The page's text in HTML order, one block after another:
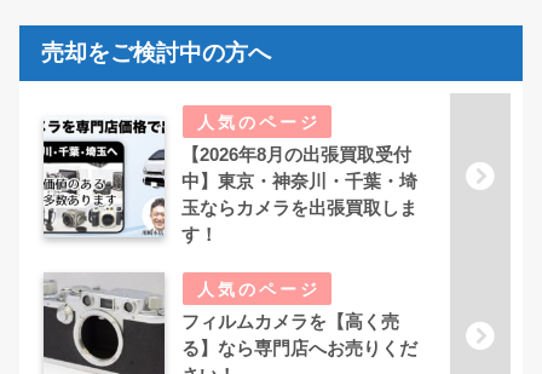
売却をご検討中の方へ
【2026年8月の出張買取受付
中】東京・神奈川・千葉・埼
玉ならカメラを出張買取しま
す！
フィルムカメラを【高く売
る】なら専門店へお売りくだ